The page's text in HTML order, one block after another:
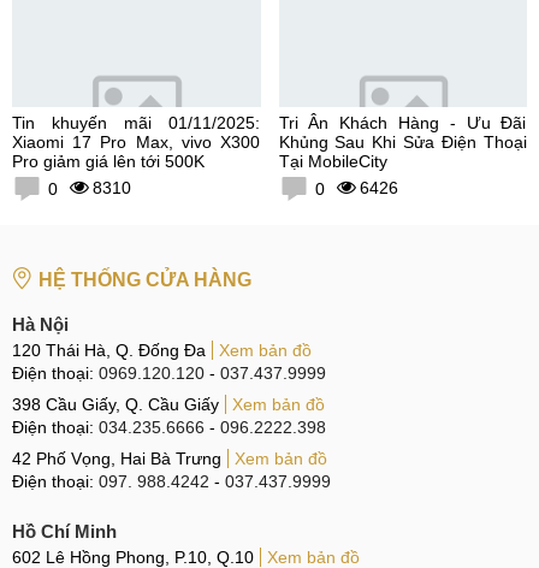
Tin khuyến mãi 01/11/2025:
Xiaomi 17 Pro Max, vivo X300
Pro giảm giá lên tới 500K
0
8310
Tri Ân Khách Hàng - Ưu Đãi
Khủng Sau Khi Sửa Điện Thoại
Tại MobileCity
0
6426
HỆ THỐNG CỬA HÀNG
Hà Nội
120 Thái Hà, Q. Đống Đa
Xem bản đồ
Điện thoại: 0969.120.120 - 037.437.9999
398 Cầu Giấy, Q. Cầu Giấy
Xem bản đồ
Điện thoại: 034.235.6666 - 096.2222.398
42 Phố Vọng, Hai Bà Trưng
Xem bản đồ
Điện thoại: 097. 988.4242 - 037.437.9999
Hồ Chí Minh
602 Lê Hồng Phong, P.10, Q.10
Xem bản đồ